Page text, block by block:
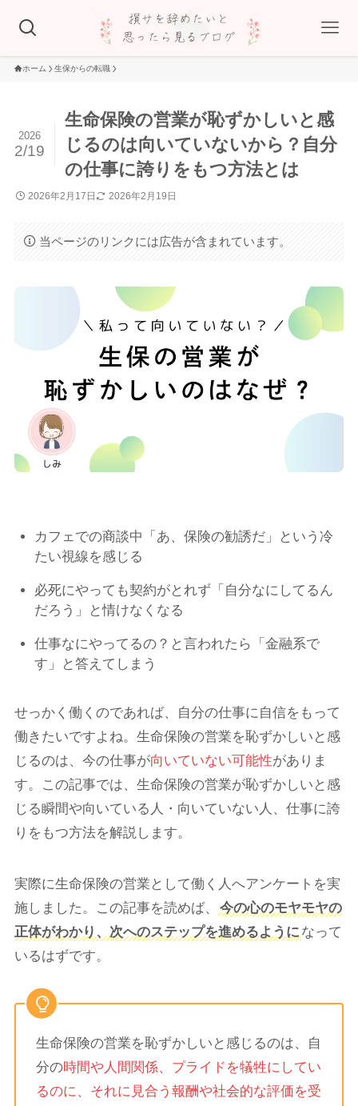
ホーム 生保からの転職
生命保険の営業が恥ずかしいと感
じるのは向いていないから？自分
の仕事に誇りをもつ方法とは
2026
2/19
2026年2月17日 2026年2月19日
当ページのリンクには広告が含まれています。
カフェでの商談中「あ、保険の勧誘だ」という冷
たい視線を感じる
必死にやっても契約がとれず「自分なにしてるん
だろう」と情けなくなる
仕事なにやってるの？と言われたら「金融系で
す」と答えてしまう
せっかく働くのであれば、自分の仕事に自信をもって
働きたいですよね。生命保険の営業を恥ずかしいと感
じるのは、今の仕事が向いていない可能性がありま
す。この記事では、生命保険の営業が恥ずかしいと感
じる瞬間や向いている人・向いていない人、仕事に誇
りをもつ方法を解説します。
実際に生命保険の営業として働く人へアンケートを実
施しました。この記事を読めば、
今の心のモヤモヤの
正体がわかり、次へのステップを進めるように なって
いるはずです。
生命保険の営業を恥ずかしいと感じるのは、自
分の時間や人間関係、プライドを犠牲にしてい
るのに、それに見合う報酬や社会的な評価を受